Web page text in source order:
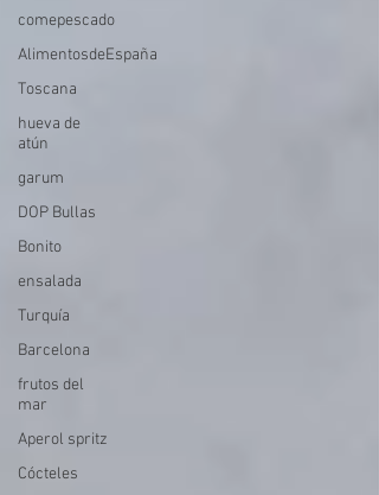
comepescado
AlimentosdeEspaña
Toscana
hueva de
atún
garum
DOP Bullas
Bonito
ensalada
Turquía
Barcelona
frutos del
mar
Aperol spritz
Cócteles